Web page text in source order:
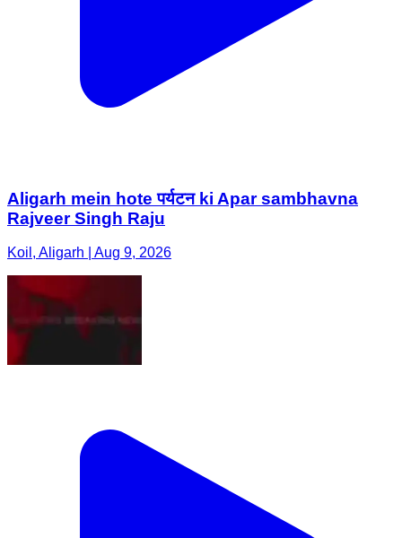
Aligarh mein hote पर्यटन ki Apar sambhavna
Rajveer Singh Raju
Koil, Aligarh | Aug 9, 2026